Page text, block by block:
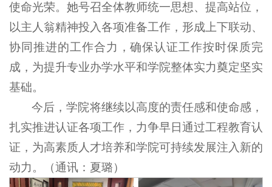
使命光荣。她号召全体教师统一思想、提高站位，
以主人翁精神投入各项准备工作，形成上下联动、
协同推进的工作合力，确保认证工作按时保质完
成，为提升专业办学水平和学院整体实力奠定坚实
基础。
今后，学院将继续以高度的责任感和使命感，
扎实推进认证各项工作，力争早日通过工程教育认
证，为高素质人才培养和学院可持续发展注入新的
动力。（通讯：夏璐）